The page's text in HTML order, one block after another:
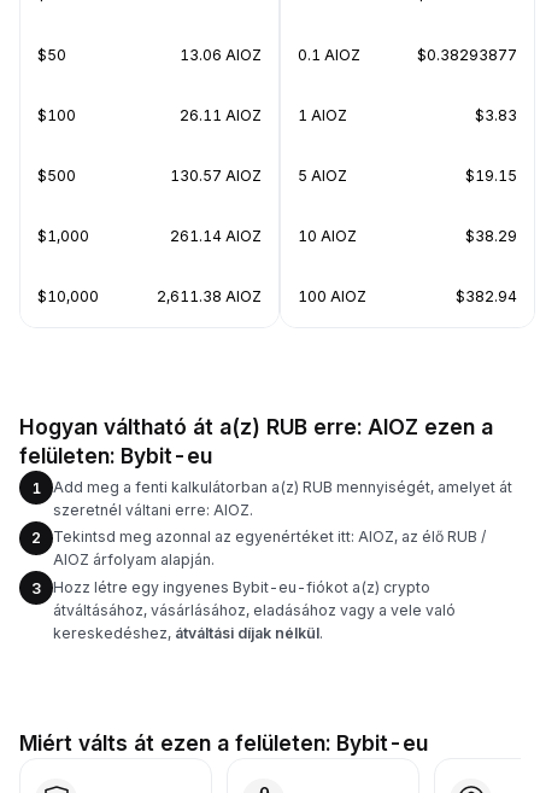
$50 13.06 AIOZ
$100 26.11 AIOZ
$500 130.57 AIOZ
$1,000 261.14 AIOZ
$10,000 2,611.38 AIOZ
0.1 AIOZ $0.38293877
1 AIOZ $3.83
5 AIOZ $19.15
10 AIOZ $38.29
100 AIOZ $382.94
Hogyan váltható át a(z) RUB erre: AIOZ ezen a
felületen: Bybit-eu
1
Add meg a fenti kalkulátorban a(z) RUB mennyiségét, amelyet át
szeretnél váltani erre: AIOZ.
2
Tekintsd meg azonnal az egyenértéket itt: AIOZ, az élő RUB /
AIOZ árfolyam alapján.
3
Hozz létre egy ingyenes Bybit-eu-fiókot a(z) crypto
átváltásához, vásárlásához, eladásához vagy a vele való
kereskedéshez, átváltási díjak nélkül.
Miért válts át ezen a felületen: Bybit-eu